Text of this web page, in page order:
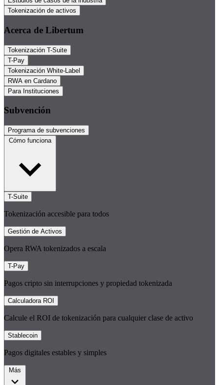
Tokenización de activos
Acerca de Libertum
Tokenización T-Suite
T-Pay
Tokenización White-Label
RWA en Cardano
Para Instituciones
Subvención
Programa de subvenciones
Cómo funciona
T-Suite
Tokenización accesible para todos
Gestión de Activos
Opera RWA tokenizados a escala
T-Pay
Pagos cripto sin interrupciones y propiedad tokenizada
Calculadora ROI
Calcule el ROI de tokenización para cualquier clase de activo
Stablecoin
Pagos digitales estables y simples
Más